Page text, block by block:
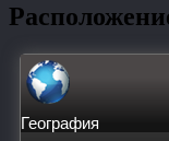
География